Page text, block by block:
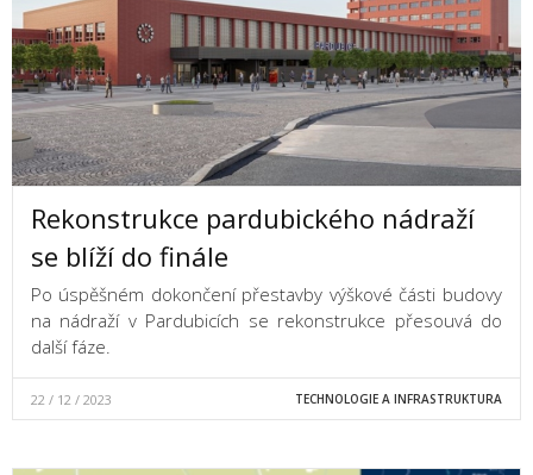
Rekonstrukce pardubického nádraží
se blíží do finále
Po úspěšném dokončení přestavby výškové části budovy
na nádraží v Pardubicích se rekonstrukce přesouvá do
další fáze.
22 / 12 / 2023 TECHNOLOGIE A INFRASTRUKTURA